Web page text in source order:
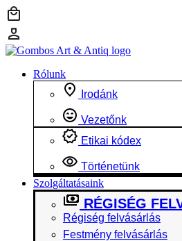
Ugrás
a
tartalomhoz
Rólunk
Irodánk
Vezetőnk
Etikai kódex
Történetünk
Szolgáltatásaink
RÉGISÉG
Régiség felvásárlás
Festmény felvásárlás